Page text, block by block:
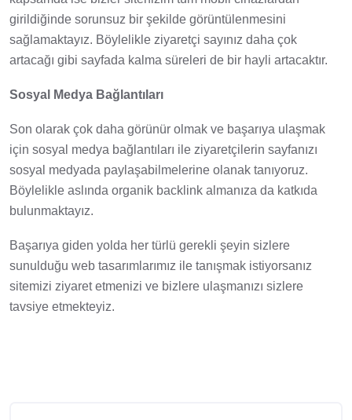
girildiğinde sorunsuz bir şekilde görüntülenmesini
sağlamaktayız. Böylelikle ziyaretçi sayınız daha çok
artacağı gibi sayfada kalma süreleri de bir hayli artacaktır.
Sosyal Medya Bağlantıları
Son olarak çok daha görünür olmak ve başarıya ulaşmak
için sosyal medya bağlantıları ile ziyaretçilerin sayfanızı
sosyal medyada paylaşabilmelerine olanak tanıyoruz.
Böylelikle aslında organik backlink almanıza da katkıda
bulunmaktayız.
Başarıya giden yolda her türlü gerekli şeyin sizlere
sunulduğu web tasarımlarımız ile tanışmak istiyorsanız
sitemizi ziyaret etmenizi ve bizlere ulaşmanızı sizlere
tavsiye etmekteyiz.